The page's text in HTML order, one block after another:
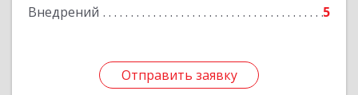
Внедрений 5
Отправить заявку
Отправить заявку